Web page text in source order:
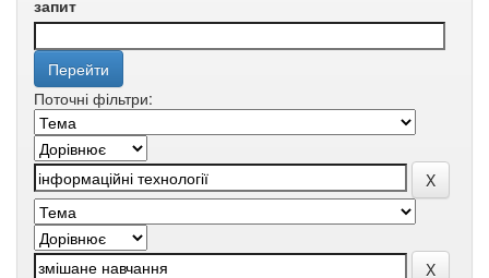
запит
Поточні фільтри: